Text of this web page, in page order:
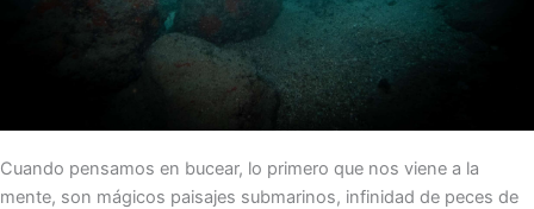
Cuando pensamos en bucear, lo primero que nos viene a la
mente, son mágicos paisajes submarinos, infinidad de peces de